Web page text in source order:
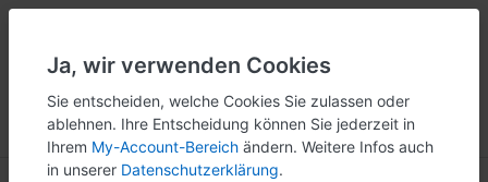
Menü Anmelden Vergleichen Wunschliste Warenkorb
Ja, wir verwenden Cookies
Sie entscheiden, welche Cookies Sie zulassen oder
ablehnen. Ihre Entscheidung können Sie jederzeit in
Ihrem My-Account-Bereich ändern. Weitere Infos auch
in unserer Datenschutzerklärung.